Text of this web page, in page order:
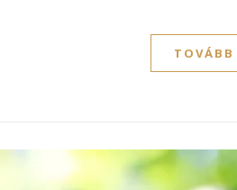
TOVÁBB